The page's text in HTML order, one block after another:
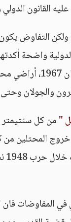
القانون
التفاوض
واضحة
الأراضي المحتلة منذ
والجولان
"من كل سنتيمتر
المحتلين
في المفاوضات